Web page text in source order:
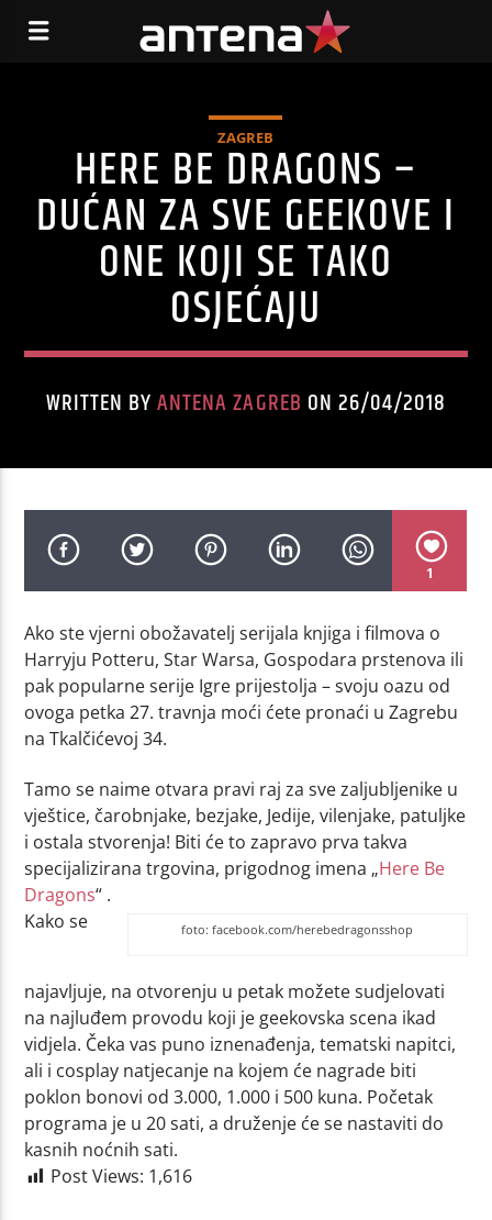
ZAGREB
HERE BE DRAGONS –
DUĆAN ZA SVE GEEKOVE I
ONE KOJI SE TAKO
OSJEĆAJU
WRITTEN BYANTENA ZAGREB ON 26/04/2018
1
Ako ste vjerni obožavatelj serijala knjiga i filmova o
Harryju Potteru, Star Warsa, Gospodara prstenova ili
pak popularne serije Igre prijestolja – svoju oazu od
ovoga petka 27. travnja moći ćete pronaći u Zagrebu
na Tkalčićevoj 34.
Tamo se naime otvara pravi raj za sve zaljubljenike u
vještice, čarobnjake, bezjake, Jedije, vilenjake, patuljke
i ostala stvorenja! Biti će to zapravo prva takva
specijalizirana trgovina, prigodnog imena „Here Be
Dragons“ .
foto: facebook.com/herebedragonsshop
Kako se
najavljuje, na otvorenju u petak možete sudjelovati
na najluđem provodu koji je geekovska scena ikad
vidjela. Čeka vas puno iznenađenja, tematski napitci,
ali i cosplay natjecanje na kojem će nagrade biti
poklon bonovi od 3.000, 1.000 i 500 kuna. Početak
programa je u 20 sati, a druženje će se nastaviti do
kasnih noćnih sati.
Post Views: 1,616